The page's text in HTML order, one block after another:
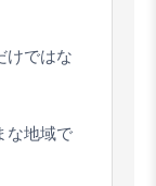
けではな
な地域で